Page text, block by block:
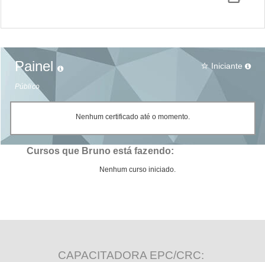
Painel
Público
star_border Iniciante
Nenhum certificado até o momento.
Cursos que Bruno está fazendo:
Nenhum curso iniciado.
CAPACITADORA EPC/CRC: